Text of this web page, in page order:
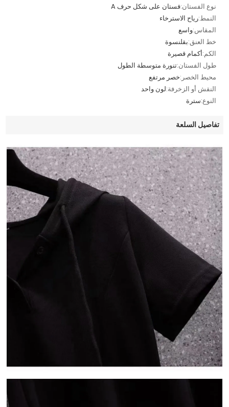
نوع الفستان:فستان على شكل حرف A
النمط:رياح الاسترخاء
المقاس:واسع
خط العنق:بقلنسوة
الكم:أكمام قصيرة
طول الفستان:تنورة متوسطة الطول
محيط الخصر:خصر مرتفع
النقش أو الزخرفة:لون واحد
النوع:سترة
تفاصيل السلعة